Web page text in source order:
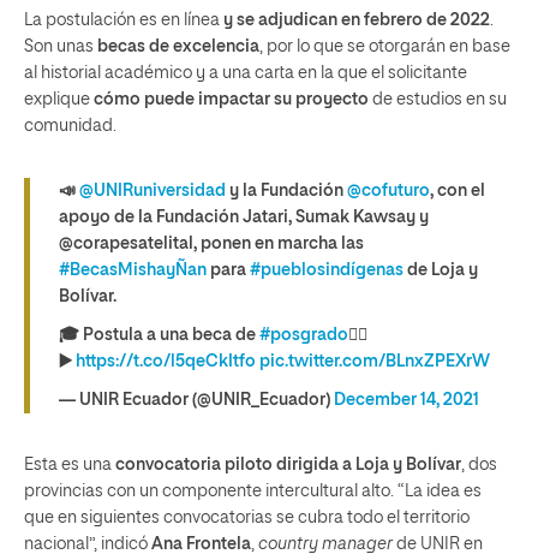
La postulación es en línea y se adjudican en febrero de 2022.
Son unas becas de excelencia, por lo que se otorgarán en base
al historial académico y a una carta en la que el solicitante
explique cómo puede impactar su proyecto de estudios en su
comunidad.
📣 @UNIRuniversidad y la Fundación @cofuturo, con el
apoyo de la Fundación Jatari, Sumak Kawsay y
@corapesatelital, ponen en marcha las
#BecasMishayÑan para #pueblosindígenas de Loja y
Bolívar.
🎓 Postula a una beca de #posgrado 👇🏽
▶️ https://t.co/l5qeCkItfo pic.twitter.com/BLnxZPEXrW
— UNIR Ecuador (@UNIR_Ecuador) December 14, 2021
Esta es una convocatoria piloto dirigida a Loja y Bolívar, dos
provincias con un componente intercultural alto. “La idea es
que en siguientes convocatorias se cubra todo el territorio
nacional”, indicó Ana Frontela, country managerde UNIR en